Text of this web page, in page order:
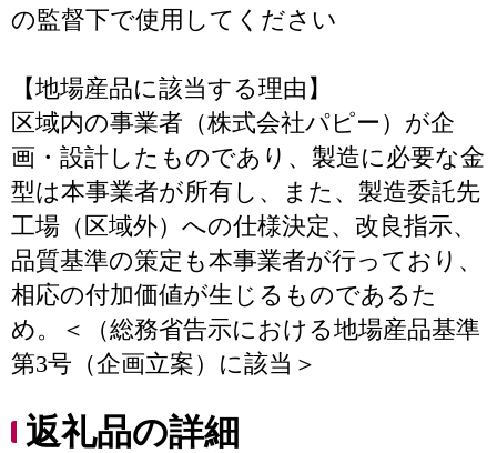
の監督下で使用してください
【地場産品に該当する理由】
区域内の事業者（株式会社パピー）が企
画・設計したものであり、製造に必要な金
型は本事業者が所有し、また、製造委託先
工場（区域外）への仕様決定、改良指示、
品質基準の策定も本事業者が行っており、
相応の付加価値が生じるものであるた
め。＜（総務省告示における地場産品基準
第3号（企画立案）に該当＞
返礼品の詳細